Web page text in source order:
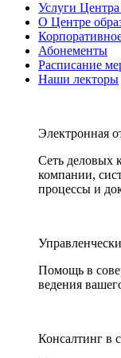
Услуги
О Центре
Абонементы
Расписание
Наши лекторы
Электронная
Сеть деловых
компании,
процессы и
Помощь в
ведения
Консалтинг в